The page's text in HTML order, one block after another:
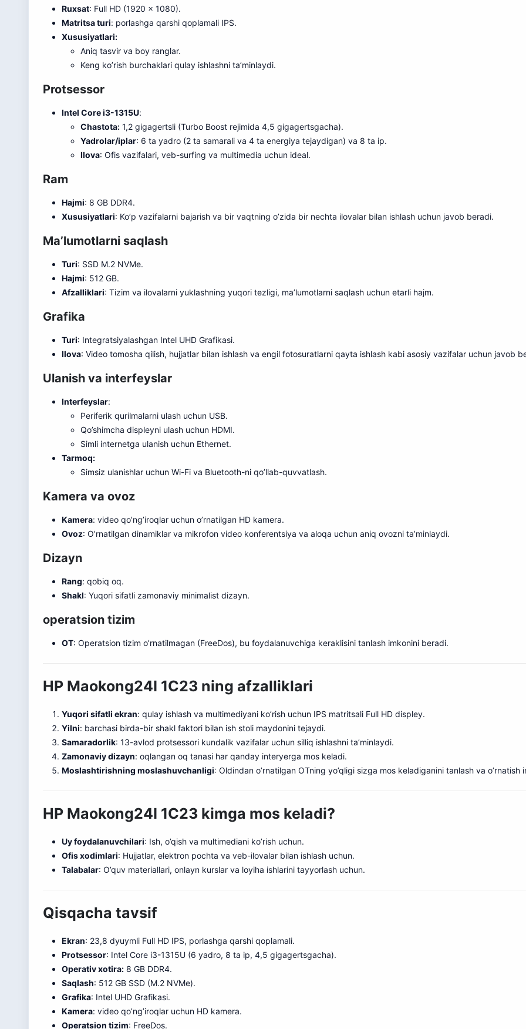
Ruxsat: Full HD (1920 x 1080).
Matritsa turi: porlashga qarshi qoplamali IPS.
Xususiyatlari:
Aniq tasvir va boy ranglar.
Keng ko’rish burchaklari qulay ishlashni ta’minlaydi.
Protsessor
Intel Core i3-1315U:
Chastota: 1,2 gigagertsli (Turbo Boost rejimida 4,5 gigagertsgacha).
Yadrolar/iplar: 6 ta yadro (2 ta samarali va 4 ta energiya tejaydigan) va 8 ta ip.
Ilova: Ofis vazifalari, veb-surfing va multimedia uchun ideal.
Ram
Hajmi: 8 GB DDR4.
Xususiyatlari: Ko’p vazifalarni bajarish va bir vaqtning o’zida bir nechta ilovalar bilan ishlash uchun javob beradi.
Ma’lumotlarni saqlash
Turi: SSD M.2 NVMe.
Hajmi: 512 GB.
Afzalliklari: Tizim va ilovalarni yuklashning yuqori tezligi, ma’lumotlarni saqlash uchun etarli hajm.
Grafika
Turi: Integratsiyalashgan Intel UHD Grafikasi.
Ilova: Video tomosha qilish, hujjatlar bilan ishlash va engil fotosuratlarni qayta ishlash kabi asosiy vazifalar uchun javob
Ulanish va interfeyslar
Interfeyslar:
Periferik qurilmalarni ulash uchun USB.
Qo’shimcha displeyni ulash uchun HDMI.
Simli internetga ulanish uchun Ethernet.
Tarmoq:
Simsiz ulanishlar uchun Wi-Fi va Bluetooth-ni qo’llab-quvvatlash.
Kamera va ovoz
Kamera: video qo’ng’iroqlar uchun o’rnatilgan HD kamera.
Ovoz: O’rnatilgan dinamiklar va mikrofon video konferentsiya va aloqa uchun aniq ovozni ta’minlaydi.
Dizayn
Rang: qobiq oq.
Shakl: Yuqori sifatli zamonaviy minimalist dizayn.
operatsion tizim
OT: Operatsion tizim o’rnatilmagan (FreeDos), bu foydalanuvchiga keraklisini tanlash imkonini beradi.
HP Maokong24I 1C23 ning afzalliklari
Yuqori sifatli ekran: qulay ishlash va multimediyani ko’rish uchun IPS matritsali Full HD displey.
Yilni: barchasi birda-bir shakl faktori bilan ish stoli maydonini tejaydi.
Samaradorlik: 13-avlod protsessori kundalik vazifalar uchun silliq ishlashni ta’minlaydi.
Zamonaviy dizayn: oqlangan oq tanasi har qanday interyerga mos keladi.
Moslashtirishning moslashuvchanligi: Oldindan o’rnatilgan OTning yo’qligi sizga mos keladiganini tanlash va o’rnatish
HP Maokong24I 1C23 kimga mos keladi?
Uy foydalanuvchilari: Ish, o’qish va multimediani ko’rish uchun.
Ofis xodimlari: Hujjatlar, elektron pochta va veb-ilovalar bilan ishlash uchun.
Talabalar: O’quv materiallari, onlayn kurslar va loyiha ishlarini tayyorlash uchun.
Qisqacha tavsif
Ekran: 23,8 dyuymli Full HD IPS, porlashga qarshi qoplamali.
Protsessor: Intel Core i3-1315U (6 yadro, 8 ta ip, 4,5 gigagertsgacha).
Operativ xotira: 8 GB DDR4.
Saqlash: 512 GB SSD (M.2 NVMe).
Grafika: Intel UHD Grafikasi.
Kamera: video qo’ng’iroqlar uchun HD kamera.
Operatsion tizim: FreeDos.